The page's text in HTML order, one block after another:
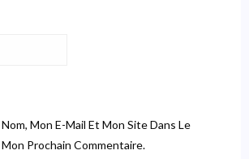
Mon E-Mail Et Mon Site Dans Le
Prochain Commentaire.